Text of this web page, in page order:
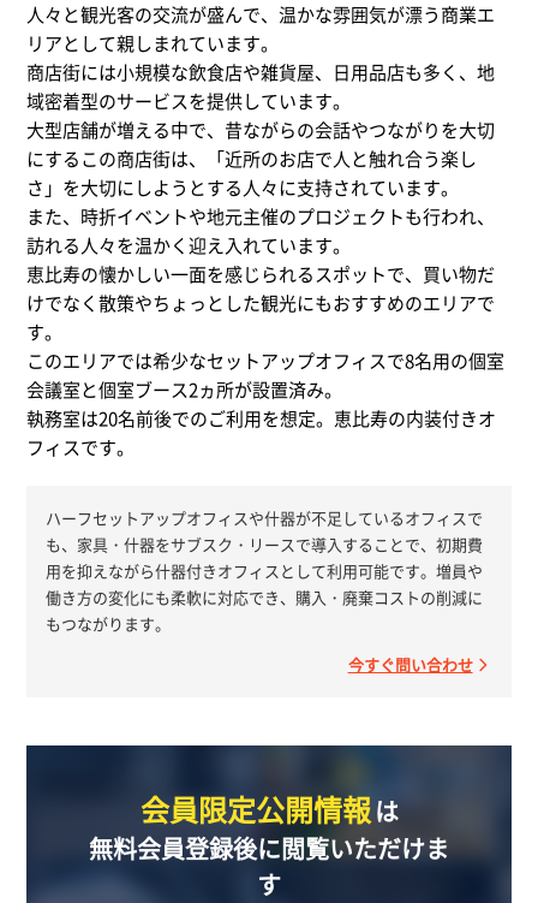
人々と観光客の交流が盛んで、温かな雰囲気が漂う商業エ
リアとして親しまれています。
商店街には小規模な飲食店や雑貨屋、日用品店も多く、地
域密着型のサービスを提供しています。
大型店舗が増える中で、昔ながらの会話やつながりを大切
にするこの商店街は、「近所のお店で人と触れ合う楽し
さ」を大切にしようとする人々に支持されています。
また、時折イベントや地元主催のプロジェクトも行われ、
訪れる人々を温かく迎え入れています。
恵比寿の懐かしい一面を感じられるスポットで、買い物だ
けでなく散策やちょっとした観光にもおすすめのエリアで
す。
このエリアでは希少なセットアップオフィスで8名用の個室
会議室と個室ブース2ヵ所が設置済み。
執務室は20名前後でのご利用を想定。恵比寿の内装付きオ
フィスです。
ハーフセットアップオフィスや什器が不足しているオフィスで
も、家具・什器をサブスク・リースで導入することで、初期費
用を抑えながら什器付きオフィスとして利用可能です。増員や
働き方の変化にも柔軟に対応でき、購入・廃棄コストの削減に
もつながります。
今すぐ問い合わせ
会員限定公開情報は
無料会員登録後に閲覧いただけま
す